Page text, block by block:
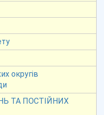
округів
ТА ПОСТІЙНИХ